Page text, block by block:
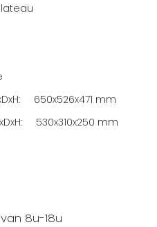
650x526x471 mm
530x310x250 mm
8u-18u